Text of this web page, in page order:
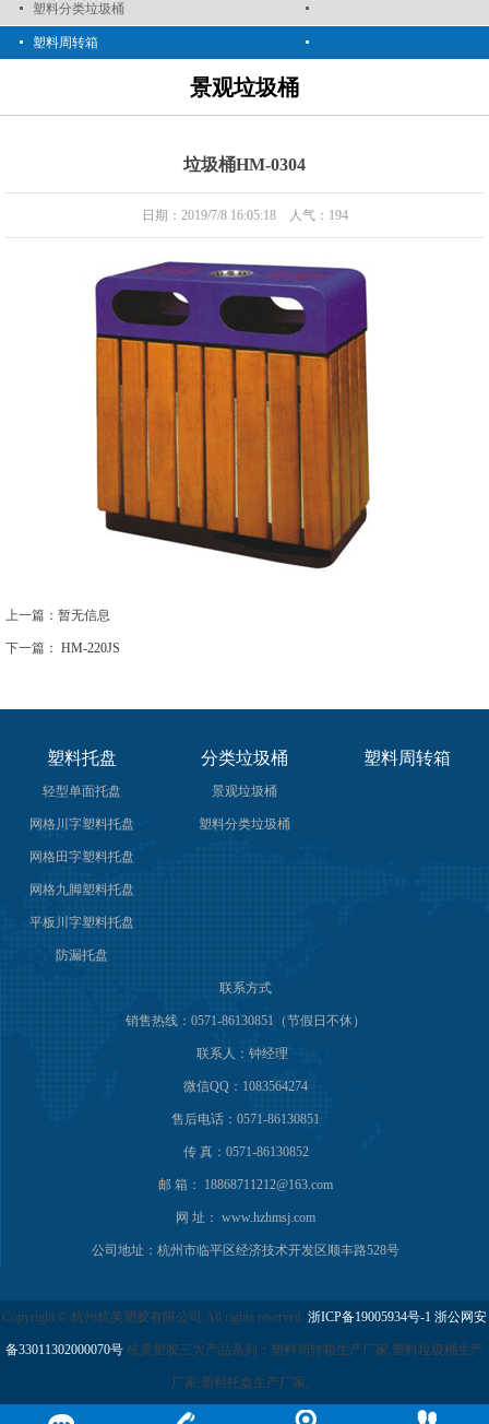
塑料分类垃圾桶
塑料周转箱
景观垃圾桶
垃圾桶HM-0304
日期：2019/7/8 16:05:18 人气： 194
上一篇：暂无信息
下一篇： HM-220JS
塑料托盘
轻型单面托盘
网格川字塑料托盘
网格田字塑料托盘
网格九脚塑料托盘
平板川字塑料托盘
防漏托盘
分类垃圾桶
景观垃圾桶
塑料分类垃圾桶
塑料周转箱
联系方式
销售热线：0571-86130851（节假日不休）
联系人：钟经理
微信QQ：1083564274
售后电话：0571-86130851
传 真：0571-86130852
邮 箱： 18868711212@163.com
网 址： www.hzhmsj.com
公司地址：杭州市临平区经济技术开发区顺丰路528号
Copyright © 杭州杭美塑胶有限公司 All rights reserved. 浙ICP备19005934号-1 浙公网安
备33011302000070号 杭美塑胶三大产品系列：塑料周转箱生产厂家,塑料垃圾桶生产
厂家,塑料托盘生产厂家。
谷歌地图 百度地图